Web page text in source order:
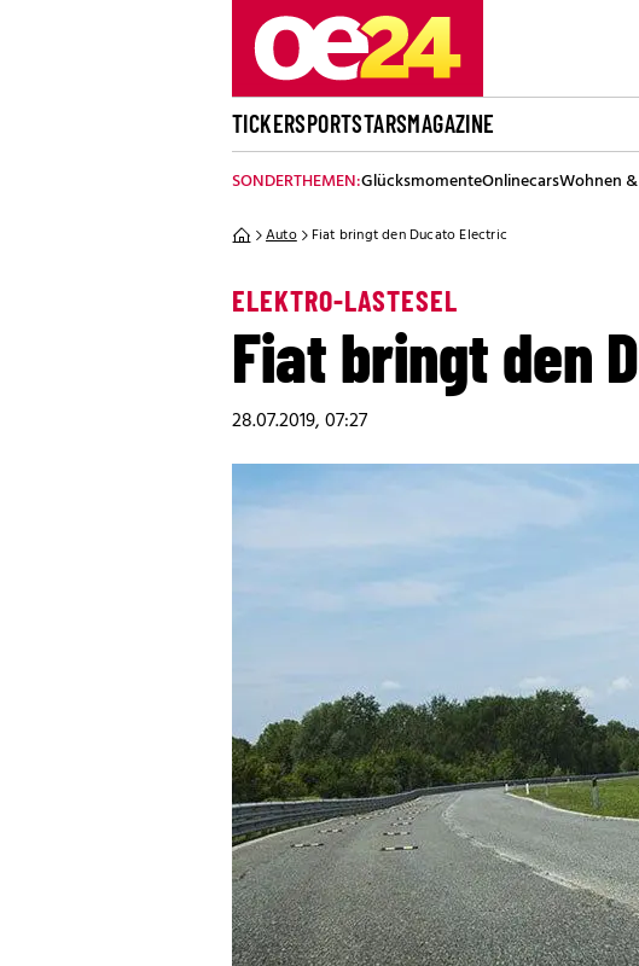
TICKERSPORTSTARSMAGAZINE
SONDERTHEMEN:GlücksmomenteOnlinecarsWohnen
Auto Fiat bringt den Ducato Electric
ELEKTRO-LASTESEL
Fiat bringt den
28.07.2019, 07:27